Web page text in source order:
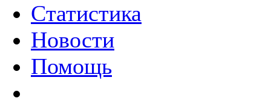
Статистика
Новости
Помощь